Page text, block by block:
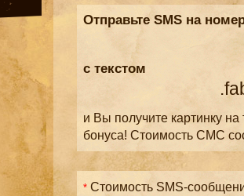
Отправьте SMS на
с текстом
и Вы получите картинку
бонуса! Стоимость СМС
* Стоимость SMS-